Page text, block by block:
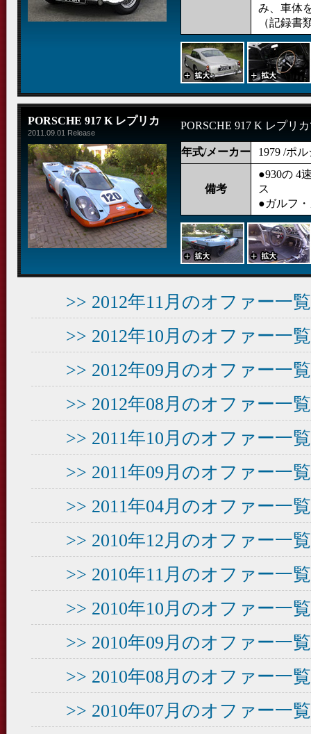
み、車体
（記録書
PORSCHE 917 K レプリカ
2011.09.01 Release
PORSCHE 917 K レプリ
年式/メーカー 1979 /ポ
備考
●930の 4
ス
●ガルフ
>> 2012年11月のオファー一
>> 2012年10月のオファー一
>> 2012年09月のオファー一
>> 2012年08月のオファー一
>> 2011年10月のオファー一
>> 2011年09月のオファー一
>> 2011年04月のオファー一
>> 2010年12月のオファー一
>> 2010年11月のオファー一
>> 2010年10月のオファー一
>> 2010年09月のオファー一
>> 2010年08月のオファー一
>> 2010年07月のオファー一